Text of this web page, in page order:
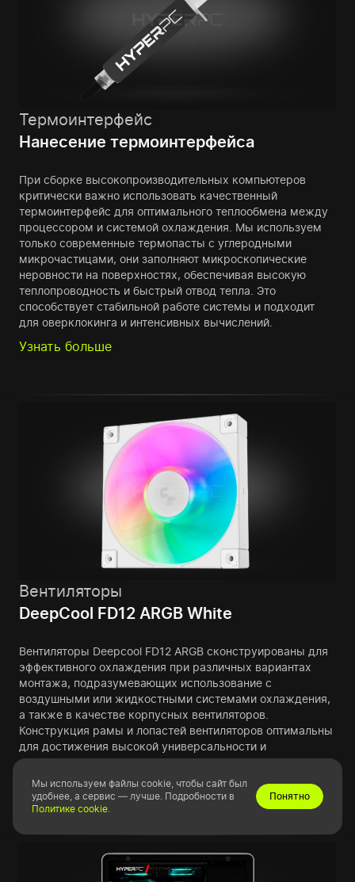
Термоинтерфейс
Нанесение термоинтерфейса
При сборке высокопроизводительных компьютеров
критически важно использовать качественный
термоинтерфейс для оптимального теплообмена между
процессором и системой охлаждения. Мы используем
только современные термопасты с углеродными
микрочастицами, они заполняют микроскопические
неровности на поверхностях, обеспечивая высокую
теплопроводность и быстрый отвод тепла. Это
способствует стабильной работе системы и подходит
для оверклокинга и интенсивных вычислений.
Узнать больше
Вентиляторы
DeepCool FD12 ARGB White
Вентиляторы Deepcool FD12 ARGB сконструированы для
эффективного охлаждения при различных вариантах
монтажа, подразумевающих использование с
воздушными или жидкостными системами охлаждения,
а также в качестве корпусных вентиляторов.
Конструкция рамы и лопастей вентиляторов оптимальны
для достижения высокой универсальности и
эффективности охлаждения.
Узнать больше
Мы используем файлы cookie, чтобы сайт был
удобнее, а сервис — лучше. Подробности в
Политике cookie.
Понятно